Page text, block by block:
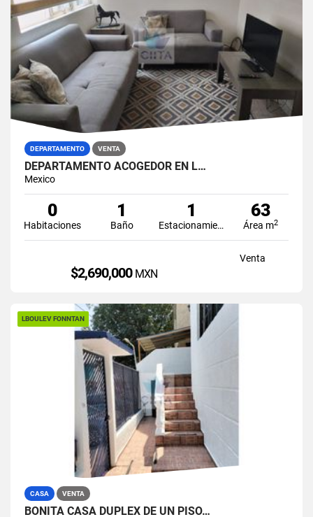
DEPARTAMENTO VENTA
DEPARTAMENTO ACOGEDOR EN L…
Mexico
0
Habitaciones
1
Baño
1
Estacionamiento
63
Área m2
Venta
$2,690,000 MXN
LBOULEV FONNTAN
CASA VENTA
BONITA CASA DUPLEX DE UN PISO…